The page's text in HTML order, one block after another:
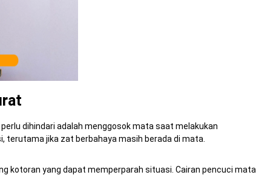
dihindari adalah menggosok mata saat melakukan
terutama jika zat berbahaya masih berada di mata.
kotoran yang dapat memperparah situasi. Cairan pencuci mata